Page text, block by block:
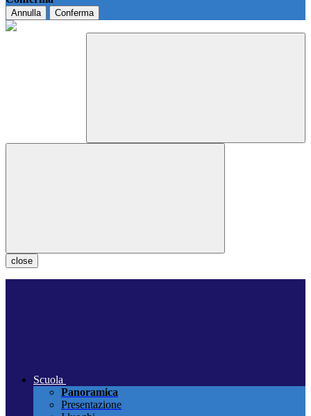
Annulla Conferma
close
Scuola
Panoramica
Presentazione